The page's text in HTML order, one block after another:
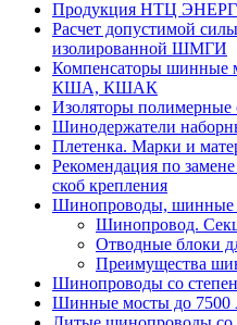
Продукция НТЦ
Расчет допустимой
изолированной ШМГИ
Компенсаторы
КША, КШАК
Изоляторы полимерные
Шинодержатели
Плетенка. Марки и
Рекомендация по
скоб крепления
Шинопроводы, шинные
Шинопровод.
Отводные блоки
Преимущества
Шинопроводы со
Шинные мосты до 7500